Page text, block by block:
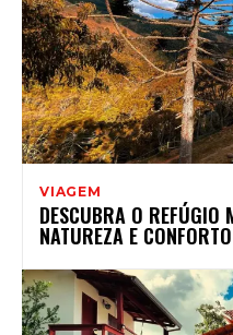
VIAGEM
DESCUBRA O REFÚGIO
NATUREZA E